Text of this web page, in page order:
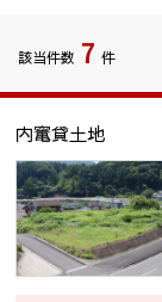
該当件数 7 件
内竃貸土地